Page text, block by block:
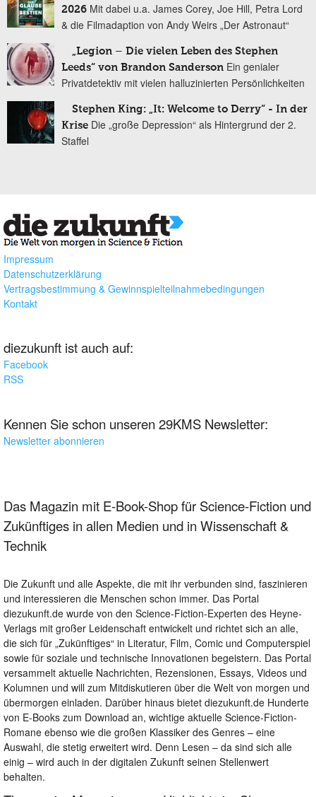
2026 Mit dabei u.a. James Corey, Joe Hill, Petra Lord
& die Filmadaption von Andy Weirs „Der Astronaut“
„Legion – Die vielen Leben des Stephen
Leeds“ von Brandon Sanderson Ein genialer
Privatdetektiv mit vielen halluzinierten Persönlichkeiten
Stephen King: „It: Welcome to Derry“ - In der
Krise Die „große Depression“ als Hintergrund der 2.
Staffel
Impressum
Datenschutzerklärung
Vertragsbestimmung & Gewinnspielteilnahmebedingungen
Kontakt
diezukunft ist auch auf:
Facebook
RSS
Kennen Sie schon unseren 29KMS Newsletter:
Newsletter abonnieren
Das Magazin mit E-Book-Shop für Science-Fiction und
Zukünftiges in allen Medien und in Wissenschaft &
Technik
Die Zukunft und alle Aspekte, die mit ihr verbunden sind, faszinieren
und interessieren die Menschen schon immer. Das Portal
diezukunft.de wurde von den Science-Fiction-Experten des Heyne-
Verlags mit großer Leidenschaft entwickelt und richtet sich an alle,
die sich für „Zukünftiges“ in Literatur, Film, Comic und Computerspiel
sowie für soziale und technische Innovationen begeistern. Das Portal
versammelt aktuelle Nachrichten, Rezensionen, Essays, Videos und
Kolumnen und will zum Mitdiskutieren über die Welt von morgen und
übermorgen einladen. Darüber hinaus bietet diezukunft.de Hunderte
von E-Books zum Download an, wichtige aktuelle Science-Fiction-
Romane ebenso wie die großen Klassiker des Genres – eine
Auswahl, die stetig erweitert wird. Denn Lesen – da sind sich alle
einig – wird auch in der digitalen Zukunft seinen Stellenwert
behalten.